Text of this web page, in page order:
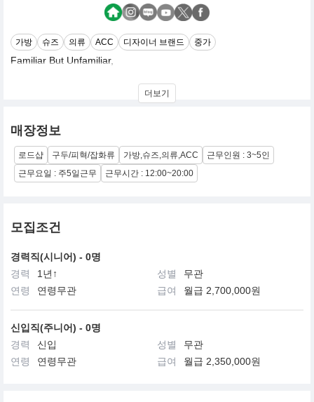
가방 슈즈 의류 ACC 디자이너 브랜드 중가
Familiar But Unfamiliar,
90’s 무드와 문화적 감성에서 영감을 받아 탄생한
MARGESHERWOOD는 익숙한 일상에 위트있는 신선함으로 틀에
적, 예술적 감수성을 브랜드에 담아 마지셔우드를 사랑하는 이들과
함께 나누고자 합니다.
더보기
매장정보
로드샵 구두/피혁/잡화류 가방,슈즈,의류,ACC
근무인원 : 3~5인
근무요일 : 주5일근무
근무시간 : 12:00~20:00
모집조건
경력직(시니어) - 0명
경력
1년↑ 성별
무관
연령
연령무관 급여 월급 2,700,000원
신입직(주니어) - 0명
경력
신입 성별
무관
연령
연령무관 급여 월급 2,350,000원